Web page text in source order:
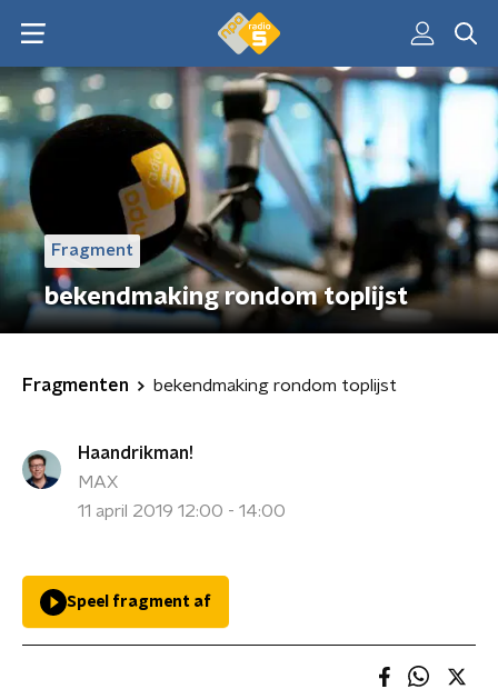
Fragment
bekendmaking rondom toplijst
Fragmenten bekendmaking rondom toplijst
Haandrikman!
MAX
11 april 2019 12:00 - 14:00
Speel fragment af